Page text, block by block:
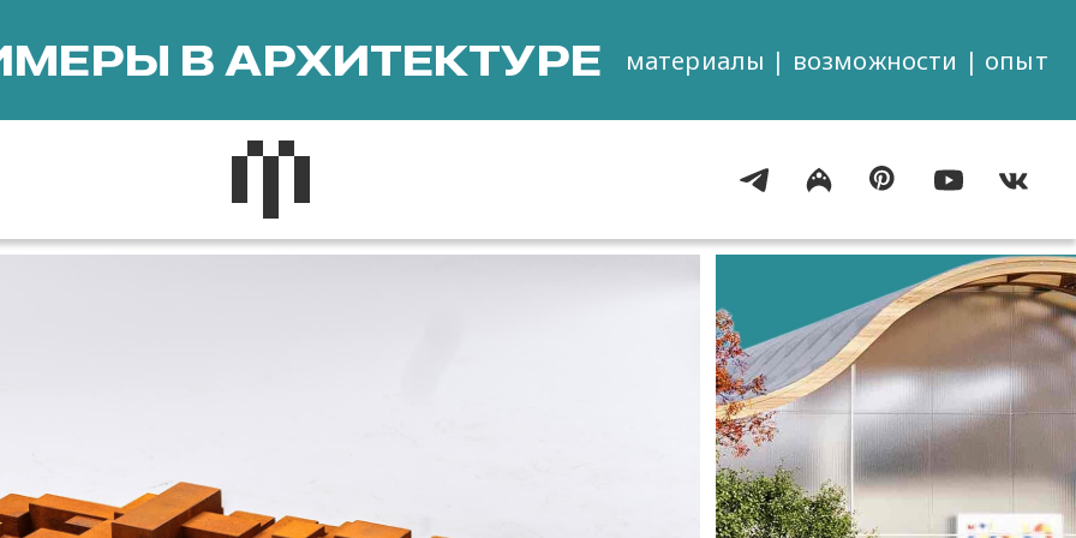
В АРХИТЕКТУРЕ материалы | возможности | опыт